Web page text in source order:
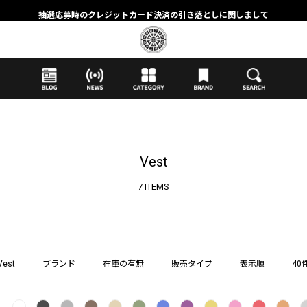
抽選応募時のクレジットカード決済の引き落としに関しまして
【応募前に必ずお読みください】抽選応募に関する注意事項
MORTAR ONLINE STOREの会員に関しまして
Vest
7 ITEMS
ブランド 在庫の有無 販売タイプ 表示順 40